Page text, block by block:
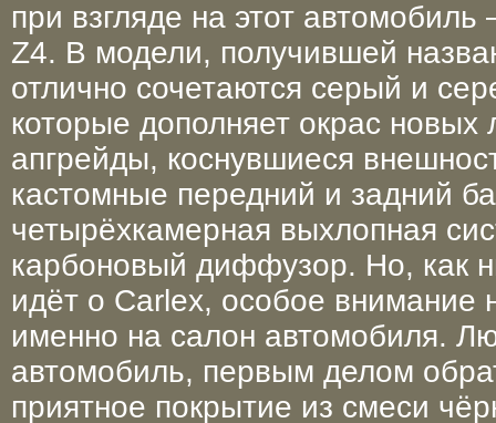
при взгляде на этот автомобиль
Z4. В модели, получившей
отлично сочетаются серый и
которые дополняет окрас новых
апгрейды, коснувшиеся
кастомные передний и задний
четырёхкамерная выхлопная
карбоновый диффузор. Но, как
идёт о Carlex, особое внимание
именно на салон автомобиля.
автомобиль, первым делом
приятное покрытие из смеси